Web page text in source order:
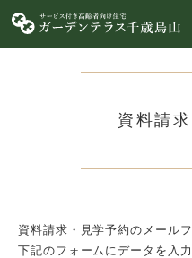
資料請
資料請求・見学予約のメールフ
下記のフォームにデータを入